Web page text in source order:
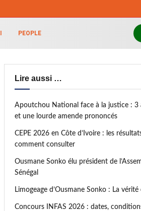
PEOPLE
Lire aussi …
Apoutchou National face à la justice : 3
et une lourde amende prononcés
CEPE 2026 en Côte d’Ivoire : les
comment consulter
Ousmane Sonko élu président de
Sénégal
Limogeage d’Ousmane Sonko : La
Concours INFAS 2026 : dates,